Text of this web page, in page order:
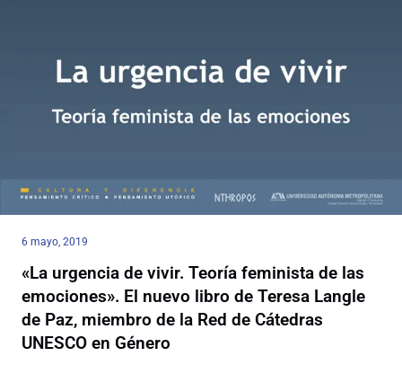
6 mayo, 2019
«La urgencia de vivir. Teoría feminista de las
emociones». El nuevo libro de Teresa Langle
de Paz, miembro de la Red de Cátedras
UNESCO en Género